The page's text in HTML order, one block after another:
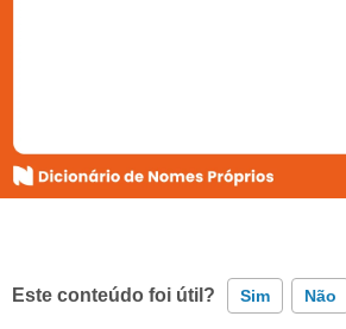
Este conteúdo foi útil? Sim Não